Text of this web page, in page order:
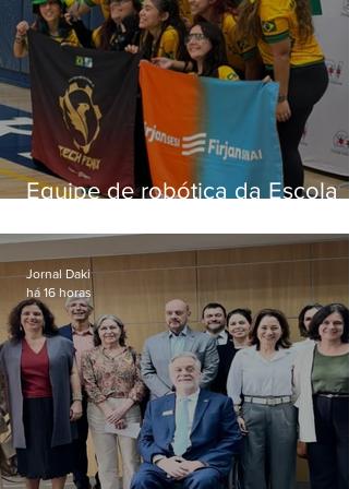
Equipe de robótica da Escola
prêmio internacional nos EUA
Jornal Daki
há 16 horas